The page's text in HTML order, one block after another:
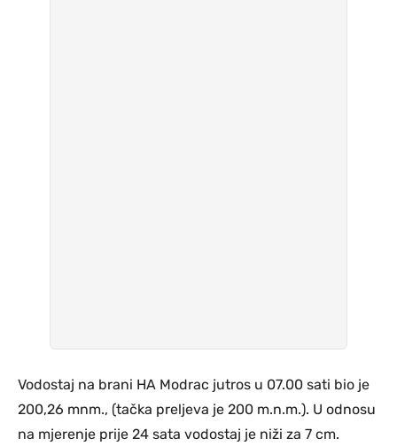
Vodostaj na brani HA Modrac jutros u 07.00 sati bio je
200,26 mnm., (tačka preljeva je 200 m.n.m.). U odnosu
na mjerenje prije 24 sata vodostaj je niži za 7 cm.